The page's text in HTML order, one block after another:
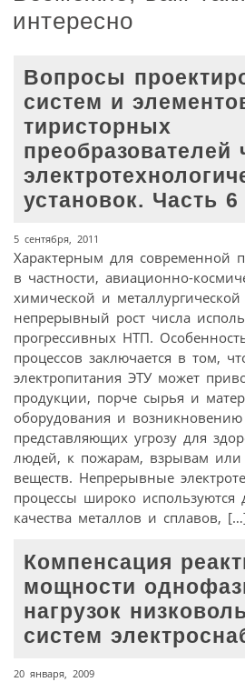
интересно
Вопросы
систем и
тиристорных
преобразователей
установок. Часть 6
5 сентября, 2011
Характерным для
в частности, авиационно-
химической и
непрерывный рост числа
прогрессивных НТП.
процессов заключается в том,
электропитания ЭТУ может
продукции, порче сырья и
оборудования и возникновению
представляющих угрозу для
людей, к пожарам, взрывам
веществ. Непрерывные
процессы широко
качества металлов и сплавов,
Компенсация
мощности
нагрузок
систем
20 января, 2009